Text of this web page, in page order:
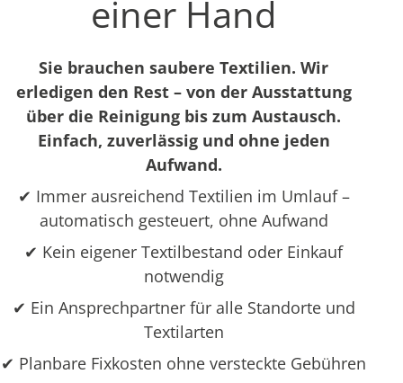
einer Hand
Sie brauchen saubere Textilien. Wir
erledigen den Rest – von der Ausstattung
über die Reinigung bis zum Austausch.
Einfach, zuverlässig und ohne jeden
Aufwand.
✔ Immer ausreichend Textilien im Umlauf –
automatisch gesteuert, ohne Aufwand
✔ Kein eigener Textilbestand oder Einkauf
notwendig
✔ Ein Ansprechpartner für alle Standorte und
Textilarten
✔ Planbare Fixkosten ohne versteckte Gebühren